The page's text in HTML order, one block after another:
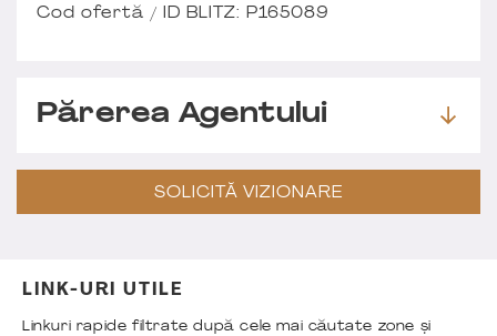
Cod ofertă / ID BLITZ: P165089
Părerea Agentului
SOLICITĂ VIZIONARE
LINK-URI UTILE
Linkuri rapide filtrate după cele mai căutate zone și